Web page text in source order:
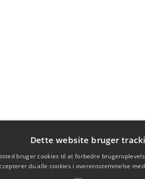
Dette website bruger
bruger cookies til at forbedre
du alle cookies i overensstemmelse